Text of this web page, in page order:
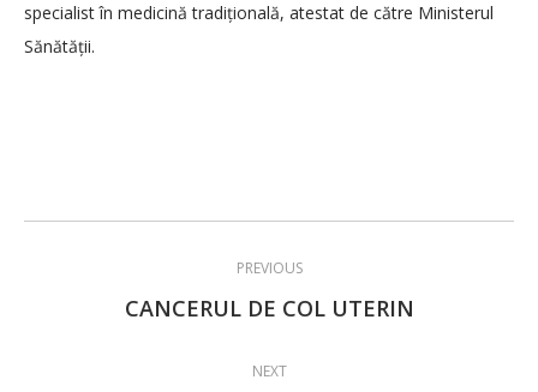
specialist în medicină tradițională, atestat de către Ministerul
Sănătății.
PREVIOUS
Previous
CANCERUL DE COL UTERIN
NEXT